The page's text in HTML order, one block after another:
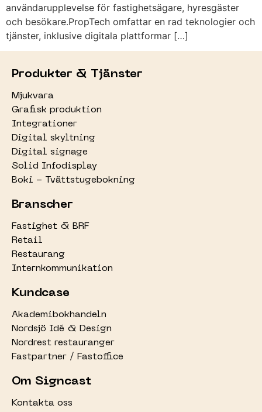
användarupplevelse för fastighetsägare, hyresgäster
och besökare.PropTech omfattar en rad teknologier och
tjänster, inklusive digitala plattformar […]
Produkter & Tjänster
Mjukvara
Grafisk produktion
Integrationer
Digital skyltning
Digital signage
Solid Infodisplay
Boki - Tvättstugebokning
Branscher
Fastighet & BRF
Retail
Restaurang
Internkommunikation
Kundcase
Akademibokhandeln
Nordsjö Idé & Design
Nordrest restauranger
Fastpartner / Fastoffice
Om Signcast
Kontakta oss